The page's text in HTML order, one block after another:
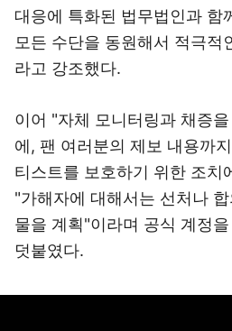
대응에 특화된 법무법인과 함
모든 수단을 동원해서 적극적
라고 강조했다.
이어 "자체 모니터링과 채증
에, 팬 여러분의 제보 내용까
티스트를 보호하기 위한 조치
"가해자에 대해서는 선처나
물을 계획"이라며 공식 계정
덧붙였다.